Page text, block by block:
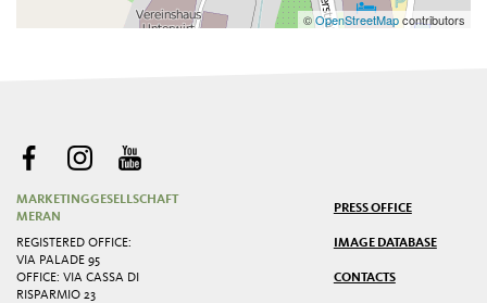
©OpenStreetMapcontributors
MARKETINGGESELLSCHAFT
MERAN
REGISTERED OFFICE:
VIA PALADE 95
OFFICE: VIA CASSA DI
RISPARMIO 23
PRESS OFFICE
IMAGE DATABASE
CONTACTS